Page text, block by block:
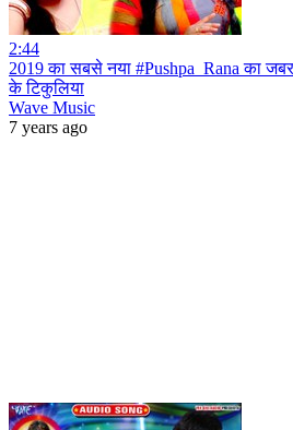
2:44
2019 का सबसे नया #Pushpa_Rana का
के टिकुलिया
Wave Music
7 years ago